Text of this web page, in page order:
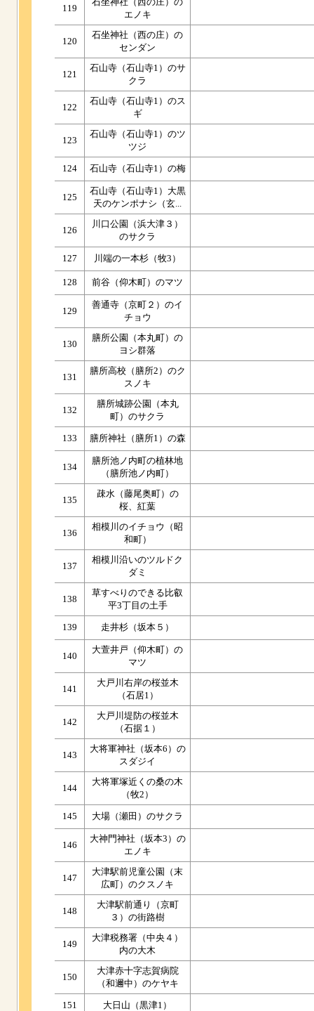
119
エノキ
120
石坐神社（西の庄）の
センダン
121
石山寺（石山寺1）のサ
クラ
122
石山寺（石山寺1）のス
ギ
123
石山寺（石山寺1）のツ
ツジ
124 石山寺（石山寺1）の梅
125
石山寺（石山寺1）大黒
天のケンポナシ（玄...
126
川口公園（浜大津３）
のサクラ
127 川端の一本杉（牧3）
128 前谷（仰木町）のマツ
129
善通寺（京町２）のイ
チョウ
130
膳所公園（本丸町）の
ヨシ群落
131
膳所高校（膳所2）のク
スノキ
132
膳所城跡公園（本丸
町）のサクラ
133 膳所神社（膳所1）の森
134
膳所池ノ内町の植林地
（膳所池ノ内町）
135
疎水（藤尾奥町）の
桜、紅葉
136
相模川のイチョウ（昭
和町）
137
相模川沿いのツルドク
ダミ
138
草すべりのできる比叡
平3丁目の土手
139 走井杉（坂本５）
140
大萱井戸（仰木町）の
マツ
141
大戸川右岸の桜並木
（石居1）
142
大戸川堤防の桜並木
（石据１）
143
大将軍神社（坂本6）の
スダジイ
144
大将軍塚近くの桑の木
（牧2）
145 大場（瀬田）のサクラ
146
大神門神社（坂本3）の
エノキ
147
大津駅前児童公園（末
広町）のクスノキ
148
大津駅前通り（京町
３）の街路樹
149
大津税務署（中央４）
内の大木
150
大津赤十字志賀病院
（和邇中）のケヤキ
151 大日山（黒津1）